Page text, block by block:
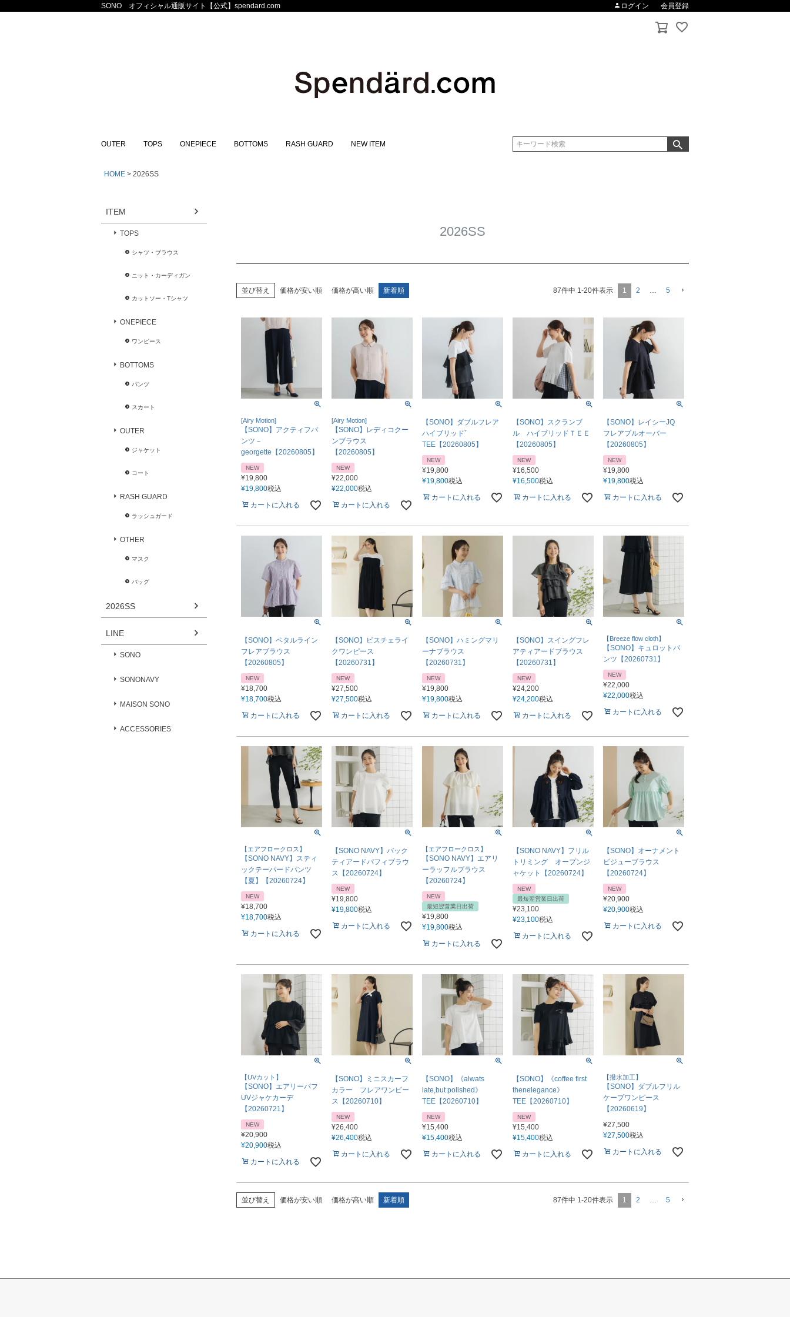
SONO オフィシャル通販サイト【公式】spendard.com ログイン 会員登録
OUTER TOPS ONEPIECE BOTTOMS RASH GUARD NEW ITEM
検索
HOME 2026SS
ITEM
TOPS
シャツ・ブラウス
ニット・カーディガン
カットソー・Tシャツ
ONEPIECE
ワンピース
BOTTOMS
パンツ
スカート
OUTER
ジャケット
コート
RASH GUARD
ラッシュガード
OTHER
マスク
バッグ
2026SS
LINE
SONO
SONONAVY
MAISON SONO
ACCESSORIES
2026SS
並び替え 価格が安い順 価格が高い順 新着順 87件中 1-20件表示 1 2 … 5
[Airy Motion]
【SONO】アクティフパ
ンツ－
georgette【20260805】
NEW
¥19,800
¥19,800税込
カートに入れる
[Airy Motion]
【SONO】レディコクー
ンブラウス
【20260805】
NEW
¥22,000
¥22,000税込
カートに入れる
【SONO】ダブルフレア
ハイブリッドﾞ
TEE【20260805】
NEW
¥19,800
¥19,800税込
カートに入れる
【SONO】スクランブ
ル ハイブリッドＴＥＥ
【20260805】
NEW
¥16,500
¥16,500税込
カートに入れる
【SONO】レイシーJQ
フレアプルオーバー
【20260805】
NEW
¥19,800
¥19,800税込
カートに入れる
【SONO】ペタルライン
フレアブラウス
【20260805】
NEW
¥18,700
¥18,700税込
カートに入れる
【SONO】ビスチェライ
クワンピース
【20260731】
NEW
¥27,500
¥27,500税込
カートに入れる
【SONO】ハミングマリ
ーナブラウス
【20260731】
NEW
¥19,800
¥19,800税込
カートに入れる
【SONO】スイングフレ
アティアードブラウス
【20260731】
NEW
¥24,200
¥24,200税込
カートに入れる
【Breeze flow cloth】
【SONO】キュロットパ
ンツ【20260731】
NEW
¥22,000
¥22,000税込
カートに入れる
【エアフロークロス】
【SONO NAVY】スティ
ックテーパードパンツ
【夏】【20260724】
NEW
¥18,700
¥18,700税込
カートに入れる
【SONO NAVY】バック
ティアードパフィブラウ
ス【20260724】
NEW
¥19,800
¥19,800税込
カートに入れる
【エアフロークロス】
【SONO NAVY】エアリ
ーラッフルブラウス
【20260724】
NEW
最短翌営業日出荷
¥19,800
¥19,800税込
カートに入れる
【SONO NAVY】フリル
トリミング オープンジ
ャケット【20260724】
NEW
最短翌営業日出荷
¥23,100
¥23,100税込
カートに入れる
【SONO】オーナメント
ビジューブラウス
【20260724】
NEW
¥20,900
¥20,900税込
カートに入れる
【UVカット】
【SONO】エアリーパフ
UVジャケカーデ
【20260721】
NEW
¥20,900
¥20,900税込
カートに入れる
【SONO】ミニスカーフ
カラー フレアワンピー
ス【20260710】
NEW
¥26,400
¥26,400税込
カートに入れる
【SONO】《alwats
late,but polished》
TEE【20260710】
NEW
¥15,400
¥15,400税込
カートに入れる
【SONO】《coffee first
thenelegance》
TEE【20260710】
NEW
¥15,400
¥15,400税込
カートに入れる
【撥水加工】
【SONO】ダブルフリル
ケープワンピース
【20260619】
¥27,500
¥27,500税込
カートに入れる
並び替え 価格が安い順 価格が高い順 新着順 87件中 1-20件表示 1 2 5